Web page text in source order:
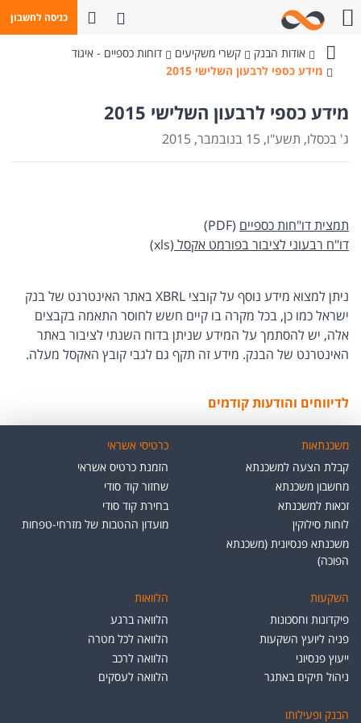
כניסה לחשבון
פתח חיפושחייגו אלינו
בנק
אודות הבנק קשרי משקיעים
דוחות כספיים - איגוד
מידע כספי לרבעון השלישי 2015
מידע כספי לרבעון השלישי 2015
ג' בכסלו, תשע"ו, 15 בנובמבר, 2015
​תמצית דו"חות כספיים (PDF)
דו"ח רבעוני לציבור בפורמ​​ט אקסל​​ (xls)
ניתן למצוא מידע נוסף על קובצי XBRL באתר האינטרנט של בנק
ישראל​ ​כמו כן, בכל מקרה בו קיים חשש לחוסר התאמה בקבצים
אלה, יש להסתמך על המידע שניתן בדוח השנתי לציבור באתר
האינטרנט של הבנק. מידע זה תקף גם לגבי קובץ האקסל מעלה.
לדיווחים והודעות קודמים
משכנתאות
קבלת הצעה למשכנתא
מחשבון משכנתא
זכאות למשכנתא
לוחות סילוקין
משכנתא פנסיונית (משכנתא
הפוכה)
כרטיסי אשראי
הזמנת כרטיס אשראי
שחזור קוד סודי
בחירת קוד סודי
מועדון ההטבות של מזרחי-טפחות
השקעות
פיקדונות וחסכונות
פניה ליועץ השקעות
ייעוץ פנסיוני
ניהול תיקים באתגר
הלוואות
הלוואה ברגע
הלוואה לכל מטרה
הלוואה לרכב
הלוואה לעסקים
הבנק ופעילותו